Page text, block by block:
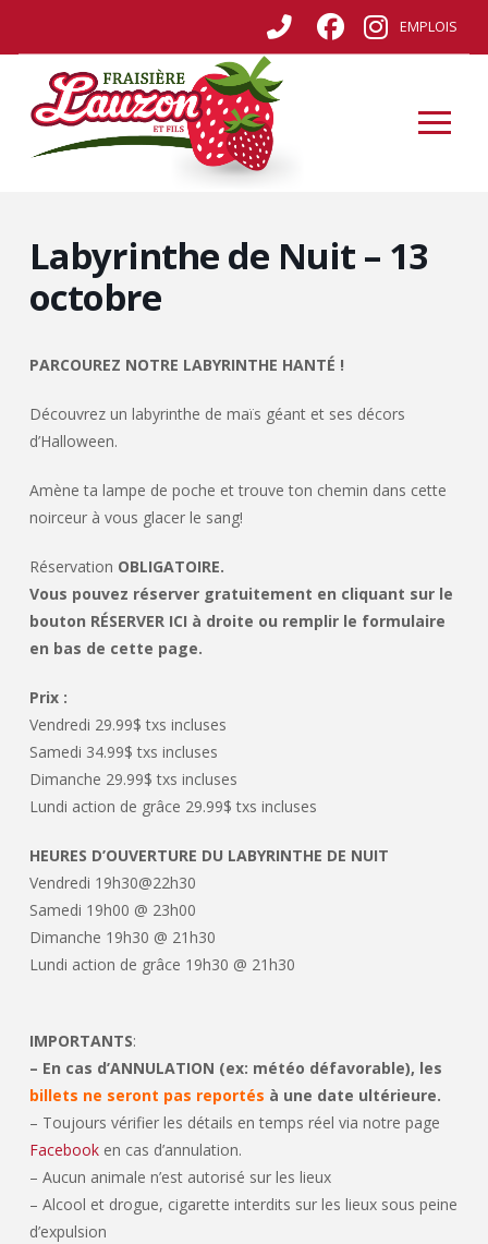
EMPLOIS
Labyrinthe de Nuit – 13
octobre
PARCOUREZ NOTRE LABYRINTHE HANTÉ !
Découvrez un labyrinthe de maïs géant et ses décors
d’Halloween.
Amène ta lampe de poche et trouve ton chemin dans cette
noirceur à vous glacer le sang!
Réservation OBLIGATOIRE.
Vous pouvez réserver gratuitement en cliquant sur le
bouton RÉSERVER ICI à droite ou remplir le formulaire
en bas de cette page.
Prix :
Vendredi 29.99$ txs incluses
Samedi 34.99$ txs incluses
Dimanche 29.99$ txs incluses
Lundi action de grâce 29.99$ txs incluses
HEURES D’OUVERTURE DU LABYRINTHE DE NUIT
Vendredi 19h30@22h30
Samedi 19h00 @ 23h00
Dimanche 19h30 @ 21h30
Lundi action de grâce 19h30 @ 21h30
IMPORTANTS:
– En cas d’ANNULATION (ex: météo défavorable), les
billets ne seront pas reportés à une date ultérieure.
– Toujours vérifier les détails en temps réel via notre page
Facebooken cas d’annulation.
– Aucun animale n’est autorisé sur les lieux
– Alcool et drogue, cigarette interdits sur les lieux sous peine
d’expulsion